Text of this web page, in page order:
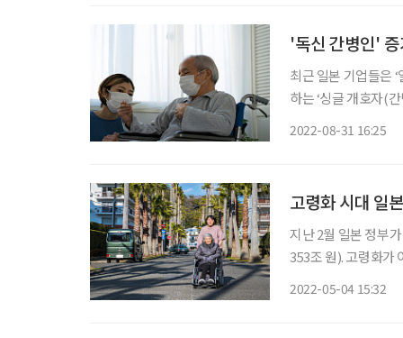
'독신 간병인'
최근 일본 기업들은
하는 ‘싱글 개호자(
2022-08-31 16:25
고령화 시대 일
지난 2월 일본 정부
353조 원). 고령화가
2022-05-04 15:32